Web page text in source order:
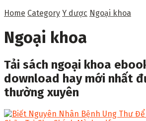
Home Category Y dược Ngoại khoa
Ngoại khoa
Tải sách ngoại khoa
download hay mới nhất
thường xuyên